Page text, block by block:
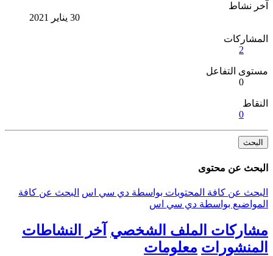
آخر نشاط
30 يناير 2021
المشاركات
2
مستوى التفاعل
0
النقاط
0
البحث
البحث عن محتوى
البحث عن كافة المحتويات بواسطة دي سي اس البحث عن كافة
المواضيع بواسطة دي سي اس
مشاركات الملف الشخصي آخر النشاطات
المنشورات معلومات